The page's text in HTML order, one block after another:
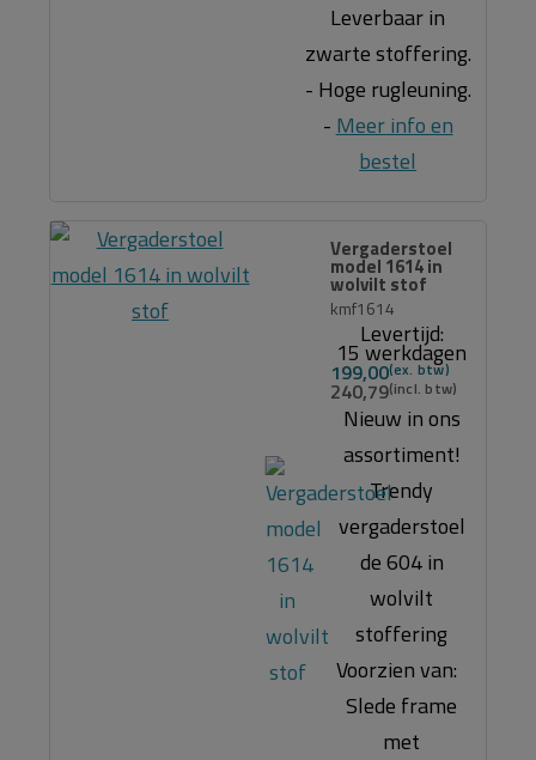
Leverbaar in
zwarte stoffering.
- Hoge rugleuning.
- Meer info en
bestel
Vergaderstoel
model 1614 in
wolvilt stof
kmf1614
Levertijd:
15 werkdagen
199,00
240,79
Nieuw in ons
assortiment!
Trendy
vergaderstoel
de 604 in
wolvilt
stoffering
Voorzien van:
Slede frame
met